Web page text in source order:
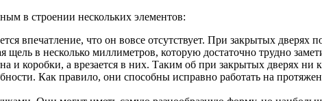
в строении нескольких элементов:
впечатление, что он вовсе отсутствует. При закрытых дверях
в несколько миллиметров, которую достаточно трудно
коробки, а врезается в них. Таким об при закрытых дверях ни
Как правило, они способны исправно работать на